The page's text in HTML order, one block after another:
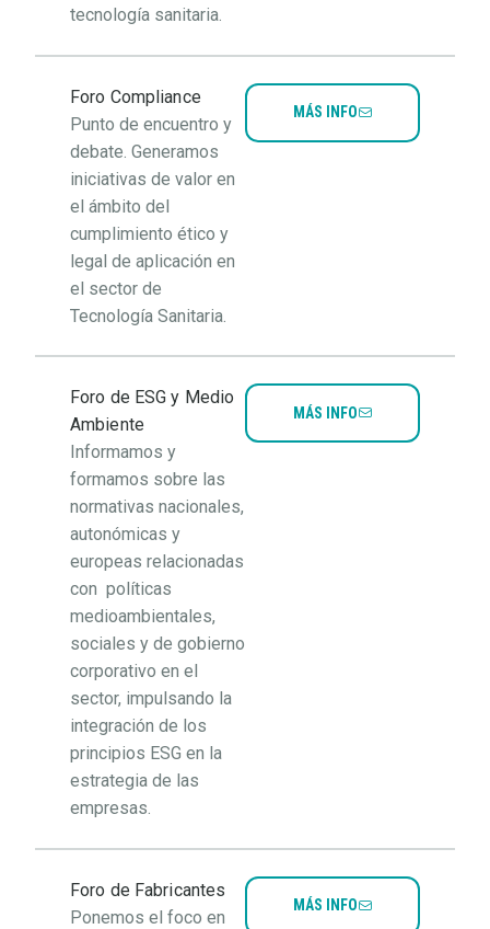
tecnología sanitaria.
Foro Compliance
Punto de encuentro y
debate. Generamos
iniciativas de valor en
el ámbito del
cumplimiento ético y
legal de aplicación en
el sector de
Tecnología Sanitaria.
MÁS INFO
Foro de ESG y Medio
Ambiente
Informamos y
formamos sobre las
normativas nacionales,
autonómicas y
europeas relacionadas
con políticas
medioambientales,
sociales y de gobierno
corporativo en el
sector, impulsando la
integración de los
principios ESG en la
estrategia de las
empresas.
MÁS INFO
Foro de Fabricantes
Ponemos el foco en
MÁS INFO